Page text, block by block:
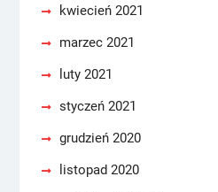
kwiecień 2021
marzec 2021
luty 2021
styczeń 2021
grudzień 2020
listopad 2020